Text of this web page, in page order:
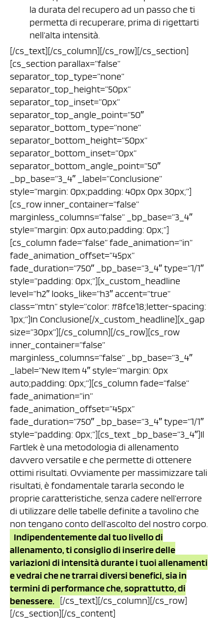
la durata del recupero ad un passo che ti
permetta di recuperare, prima di rigettarti
nell’alta intensità.
[/cs_text][/cs_column][/cs_row][/cs_section]
[cs_section parallax=”false”
separator_top_type=”none”
separator_top_height=”50px”
separator_top_inset=”0px”
separator_top_angle_point=”50″
separator_bottom_type=”none”
separator_bottom_height=”50px”
separator_bottom_inset=”0px”
separator_bottom_angle_point=”50″
_bp_base=”3_4″ _label=”Conclusione”
style=”margin: 0px;padding: 40px 0px 30px;”]
[cs_row inner_container=”false”
marginless_columns=”false” _bp_base=”3_4″
style=”margin: 0px auto;padding: 0px;”]
[cs_column fade=”false” fade_animation=”in”
fade_animation_offset=”45px”
fade_duration=”750″ _bp_base=”3_4″ type=”1/1″
style=”padding: 0px;”][x_custom_headline
level=”h2″ looks_like=”h3″ accent=”true”
class=”mtn” style=”color: #8fce18;letter-spacing:
1px;”]In Conclusione[/x_custom_headline][x_gap
size=”30px”][/cs_column][/cs_row][cs_row
inner_container=”false”
marginless_columns=”false” _bp_base=”3_4″
_label=”New Item 4″ style=”margin: 0px
auto;padding: 0px;”][cs_column fade=”false”
fade_animation=”in”
fade_animation_offset=”45px”
fade_duration=”750″ _bp_base=”3_4″ type=”1/1″
style=”padding: 0px;”][cs_text _bp_base=”3_4″]Il
Fartlek è una metodologia di allenamento
davvero versatile e che permette di ottenere
ottimi risultati. Ovviamente per massimizzare tali
risultati, è fondamentale tararla secondo le
proprie caratteristiche, senza cadere nell’errore
di utilizzare delle tabelle definite a tavolino che
non tengano conto dell’ascolto del nostro corpo.
Indipendentemente dal tuo livello di
allenamento, ti consiglio di inserire delle
variazioni di intensità durante i tuoi allenamenti
e vedrai che ne trarrai diversi benefici, sia in
termini di performance che, soprattutto, di
benessere. [/cs_text][/cs_column][/cs_row]
[/cs_section][/cs_content]